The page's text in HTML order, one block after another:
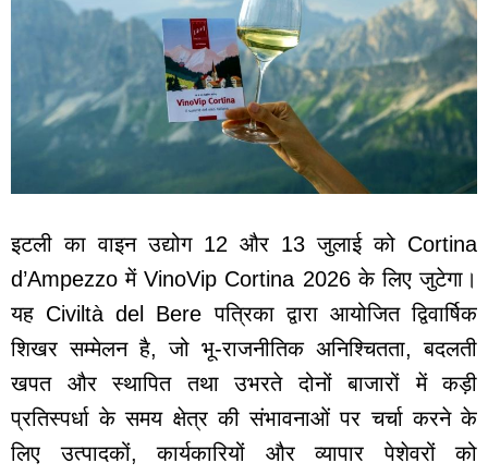
इटली का वाइन उद्योग 12 और 13 जुलाई को Cortina
d’Ampezzo में VinoVip Cortina 2026 के लिए जुटेगा।
यह Civiltà del Bere पत्रिका द्वारा आयोजित द्विवार्षिक
शिखर सम्मेलन है, जो भू-राजनीतिक अनिश्चितता, बदलती
खपत और स्थापित तथा उभरते दोनों बाजारों में कड़ी
प्रतिस्पर्धा के समय क्षेत्र की संभावनाओं पर चर्चा करने के
लिए उत्पादकों, कार्यकारियों और व्यापार पेशेवरों को